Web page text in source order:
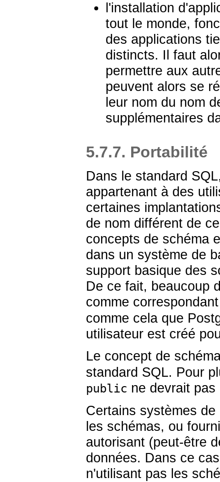
l'installation
tout le monde,
des applications
distincts. Il faut
permettre aux
peuvent alors se
leur nom du nom
supplémentaires
5.7.7. Portabilité
Dans le standard
appartenant à des
certaines
de nom différent de
concepts de schéma
dans un système de
support basique des
De ce fait, beaucoup
comme
comme cela que
utilisateur est créé
Le concept de
standard SQL. Pour
public ne devrait
Certains systèmes
les schémas, ou
autorisant (peut-être
données. Dans ce
n'utilisant pas les